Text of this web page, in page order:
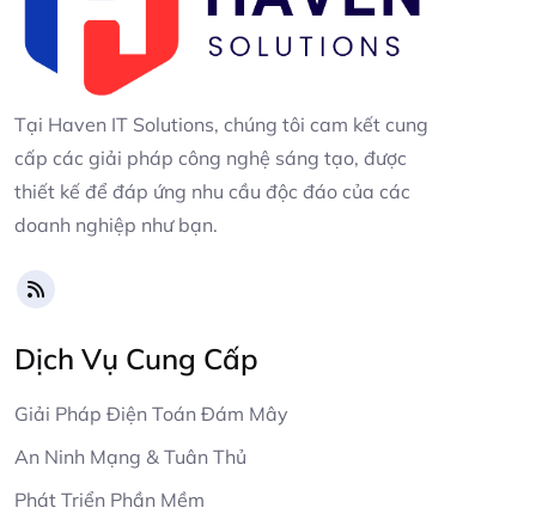
Tại Haven IT Solutions, chúng tôi cam kết cung
cấp các giải pháp công nghệ sáng tạo, được
thiết kế để đáp ứng nhu cầu độc đáo của các
doanh nghiệp như bạn.
Dịch Vụ Cung Cấp
Giải Pháp Điện Toán Đám Mây
An Ninh Mạng & Tuân Thủ
Phát Triển Phần Mềm